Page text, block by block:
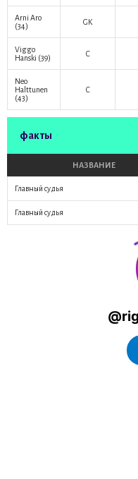
Arni Aro
(34)
GK
Viggo
Hanski (39) C
Neo
Halttunen
(43)
C
факты
НАЗВАНИЕ
Главный судья
Главный судья